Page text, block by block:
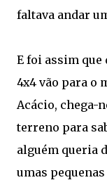
faltava andar
E foi assim que
4x4 vão para o
Acácio, chega-
terreno para
alguém queria
umas